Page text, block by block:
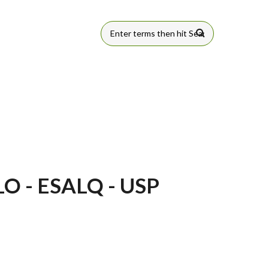
FORMULÁRIO
- ESALQ - USP